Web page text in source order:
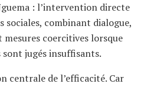
: l’intervention directe
sociales, combinant dialogue,
coercitives lorsque
jugés insuffisants.
centrale de l’efficacité. Car